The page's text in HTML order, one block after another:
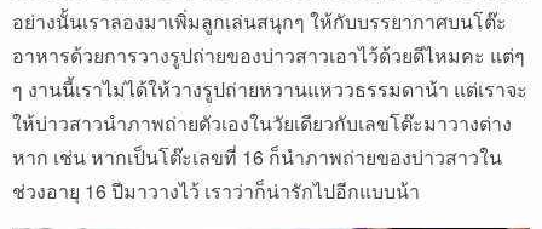
อย่างนั้นเราลองมาเพิ่มลูกเล่นสนุกๆ ให้กับบรรยากาศบนโต๊ะ
อาหารด้วยการวางรูปถ่ายของบ่าวสาวเอาไว้ด้วยดีไหมคะ แต่ๆ
ๆ งานนี้เราไม่ได้ให้วางรูปถ่ายหวานแหววธรรมดาน้า แต่เราจะ
ให้บ่าวสาวนำภาพถ่ายตัวเองในวัยเดียวกับเลขโต๊ะมาวางต่าง
หาก เช่น หากเป็นโต๊ะเลขที่ 16 ก็นำภาพถ่ายของบ่าวสาวใน
ช่วงอายุ 16 ปีมาวางไว้ เราว่าก็น่ารักไปอีกแบบน้า